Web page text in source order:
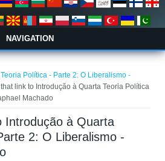
NAVIGATION
Política - Parte 2: O Liberalismo -
link to Introdução à Quarta Teoria Política
Machado
Introdução à Quarta
2: O Liberalismo -